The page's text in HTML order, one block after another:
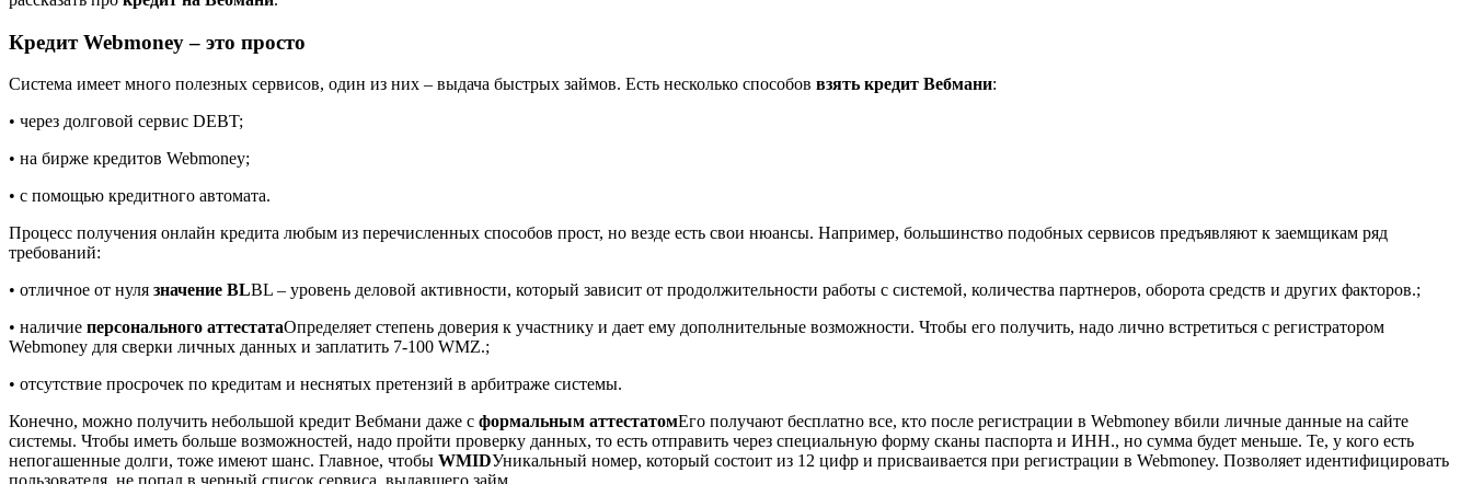
Кредит Webmoney – это просто
Система имеет много полезных сервисов, один из них – выдача быстрых займов. Есть несколько способов взять кредит Вебмани:
• через долговой сервис DEBT;
• на бирже кредитов Webmoney;
• с помощью кредитного автомата.
Процесс получения онлайн кредита любым из перечисленных способов прост, но везде есть свои нюансы. Например, большинство подобных сервисов предъявляют к заемщикам ряд
требований:
• отличное от нуля значение BLBL – уровень деловой активности, который зависит от продолжительности работы с системой, количества партнеров, оборота средств и других факторов.;
• наличие персонального аттестатаОпределяет степень доверия к участнику и дает ему дополнительные возможности. Чтобы его получить, надо лично встретиться с регистратором
Webmoney для сверки личных данных и заплатить 7-100 WMZ.;
• отсутствие просрочек по кредитам и неснятых претензий в арбитраже системы.
Конечно, можно получить небольшой кредит Вебмани даже с формальным аттестатомЕго получают бесплатно все, кто после регистрации в Webmoney вбили личные данные на сайте
системы. Чтобы иметь больше возможностей, надо пройти проверку данных, то есть отправить через специальную форму сканы паспорта и ИНН., но сумма будет меньше. Те, у кого есть
непогашенные долги, тоже имеют шанс. Главное, чтобы WMIDУникальный номер, который состоит из 12 цифр и присваивается при регистрации в Webmoney. Позволяет идентифицировать